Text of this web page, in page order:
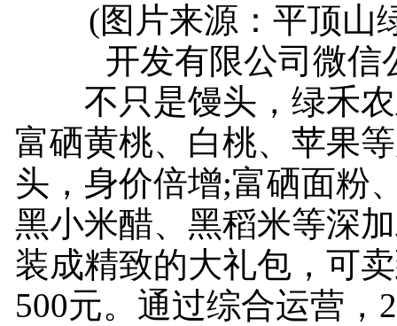
(图片来源：平顶山
开发有限公司微信
不只是馒头，绿禾农
富硒黄桃、白桃、苹果
头，身价倍增;富硒面粉
黑小米醋、黑稻米等深
装成精致的大礼包，可
500元。通过综合运营，